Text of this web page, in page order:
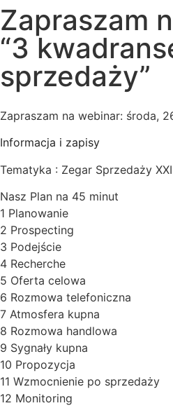
Zapraszam
“3
sprzedaży”
Zapraszam na webinar: środa,
Informacja i zapisy
Tematyka : Zegar Sprzedaży
Nasz Plan na 45 minut
1 Planowanie
2 Prospecting
3 Podejście
4 Recherche
5 Oferta celowa
6 Rozmowa telefoniczna
7 Atmosfera kupna
8 Rozmowa handlowa
9 Sygnały kupna
10 Propozycja
11 Wzmocnienie po sprzedaży
12 Monitoring